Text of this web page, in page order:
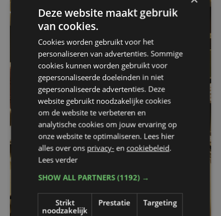
Deze website maakt gebruik
van cookies.
Cookies worden gebruikt voor het
personaliseren van advertenties. Sommige
cookies kunnen worden gebruikt voor
gepersonaliseerde doeleinden in niet
gepersonaliseerde advertenties. Deze
website gebruikt noodzakelijke cookies
om de website te verbeteren en
analytische cookies om jouw ervaring op
onze website te optimaliseren. Lees hier
alles over ons privacy- en cookiebeleid.
Lees verder
SHOW ALL PARTNERS(1192) →
Strikt
noodzakelijk
Prestatie Targeting